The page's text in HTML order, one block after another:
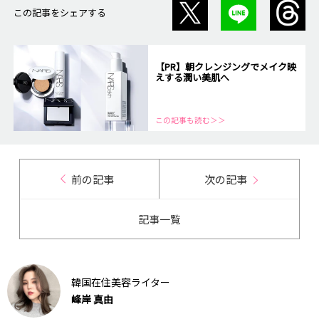
この記事をシェアする
【PR】朝クレンジングでメイク映
えする潤い美肌へ
この記事も読む＞＞
前の記事 次の記事
記事一覧
韓国在住美容ライター
峰岸 真由